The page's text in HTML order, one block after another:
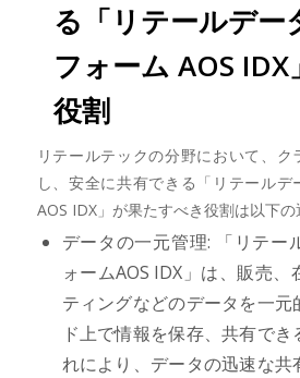
る「リテールデー
フォーム AOS
役割
リテールテックの分野において、
し、安全に共有できる「リテールデ
AOS IDX」が果たすべき役割は以下の
データの一元管理: 「リテー
ォームAOS IDX」は、販売
ティングなどのデータを一元
ド上で情報を保存、共有で
れにより、データの迅速な共